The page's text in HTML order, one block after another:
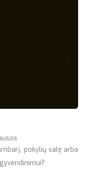
pokylių salę arba